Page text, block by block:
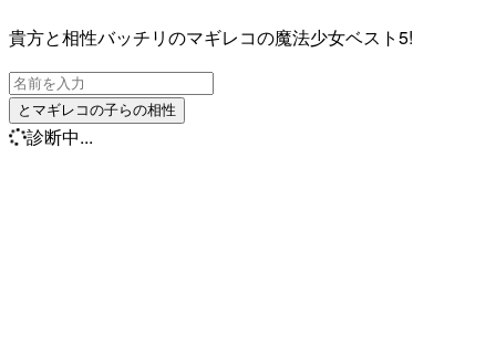
貴方と相性バッチリのマギレコの魔法少女ベスト5!
とマギレコの子らの相性
診断中...